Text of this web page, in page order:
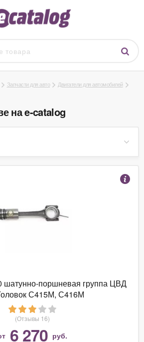
Запчасти для авто
Двигатели для автомобилей
на e-catalog
поршневая группа ЦВД
С415М, С416М
(Отзывы 16)
6 270 руб.